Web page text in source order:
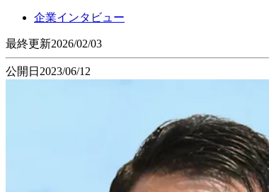
企業インタビュー
最終更新2026/02/03
公開日 2023/06/12